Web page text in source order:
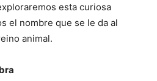
esta curiosa
el nombre que se le da al
animal.